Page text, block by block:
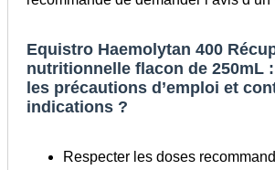
Equistro Haemolytan 400
nutritionnelle flacon de 250mL
les précautions d’emploi et
indications ?
Respecter les doses